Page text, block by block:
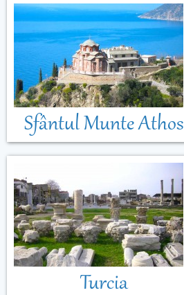
Sfântul Munte Athos
Turcia